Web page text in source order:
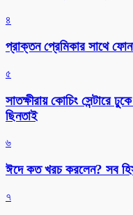
৪
প্রাক্তন প্রেমিকার সাথে
৫
সাতক্ষীরায় কোচিং সেন্টারে
ছিনতাই
৬
ঈদে কত খরচ করলেন? সব
৭